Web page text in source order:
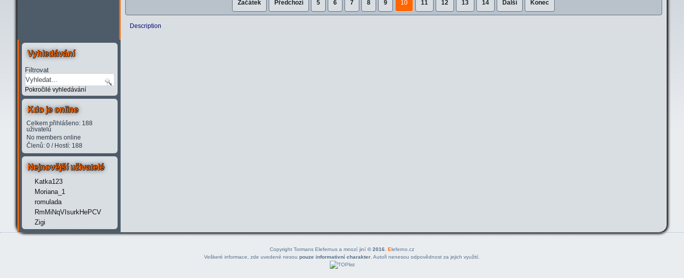
Začátek Předchozí 5 6 7 8 9 10 11 12 13 14 Další Konec
Description
Vyhledávání
Filtrovat
Pokročilé vyhledávání
Kdo je online
Celkem přihlášeno: 188
uživatelů
No members online
Členů: 0 / Hostí: 188
Nejnovější uživatelé
Katka123
Moriana_1
romulada
RmMiNqVIsurkHePCV
Zigi
Copyright Tormans Elefernus a mnozí jiní © 2016 Eleferno.cz
Veškeré informace, zde uvedené nesou pouze informativní charakter . Autoři nenesou odpovědnost za jejich využití.